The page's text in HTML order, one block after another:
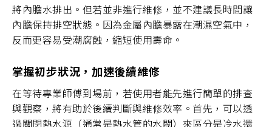
將內膽水排出。但若並非進行維修，並不建議長時間讓
內膽保持排空狀態。因為金屬內膽暴露在潮濕空氣中，
反而更容易受潮腐蝕，縮短使用壽命。
掌握初步狀況，加速後續維修
在等待專業師傅到場前，若使用者能先進行簡單的排查
與觀察，將有助於後續判斷與維修效率。首先，可以透
過關閉熱水源（通常是熱水管的水閥）來區分是冷水還